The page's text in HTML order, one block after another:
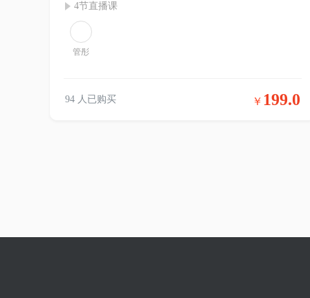
4节直播课
管彤
94 人已购买 ￥ 199.0